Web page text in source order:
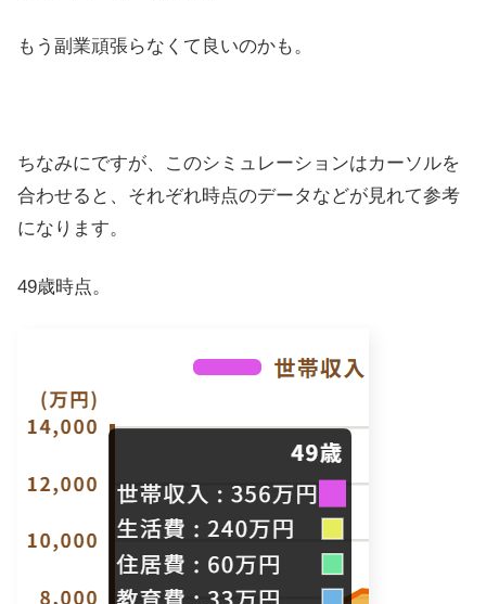
もう副業頑張らなくて良いのかも。
ちなみにですが、このシミュレーションはカーソルを
合わせると、それぞれ時点のデータなどが見れて参考
になります。
49歳時点。